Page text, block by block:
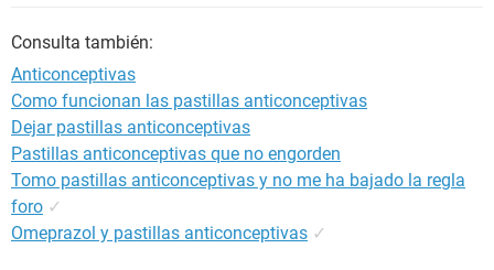
Consulta también:
Anticonceptivas
Como funcionan las pastillas anticonceptivas
Dejar pastillas anticonceptivas
Pastillas anticonceptivas que no engorden
Tomo pastillas anticonceptivas y no me ha bajado la regla
foro ✓
Omeprazol y pastillas anticonceptivas ✓